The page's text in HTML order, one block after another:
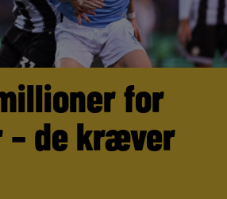
for
– de kræver